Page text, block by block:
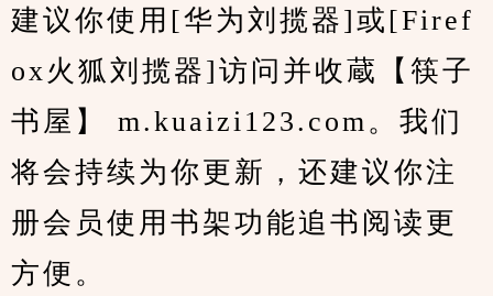
建议你使用[华为刘揽器]或[Firef
ox火狐刘揽器]访问并收蔵【筷子
书屋】 m.kuaizi123.com。我们
将会持续为你更新，还建议你注
册会员使用书架功能追书阅读更
方便。